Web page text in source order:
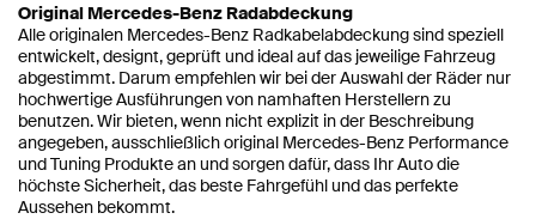
Original Mercedes-Benz Radabdeckung
Alle originalen Mercedes-Benz Radkabelabdeckung sind speziell
entwickelt, designt, geprüft und ideal auf das jeweilige Fahrzeug
abgestimmt. Darum empfehlen wir bei der Auswahl der Räder nur
hochwertige Ausführungen von namhaften Herstellern zu
benutzen. Wir bieten, wenn nicht explizit in der Beschreibung
angegeben, ausschließlich original Mercedes-Benz Performance
und Tuning Produkte an und sorgen dafür, dass Ihr Auto die
höchste Sicherheit, das beste Fahrgefühl und das perfekte
Aussehen bekommt.